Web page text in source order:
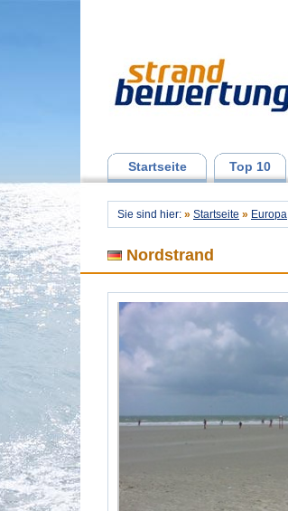
Startseite Top 10
Sie sind hier: » Startseite » Europa
Nordstrand